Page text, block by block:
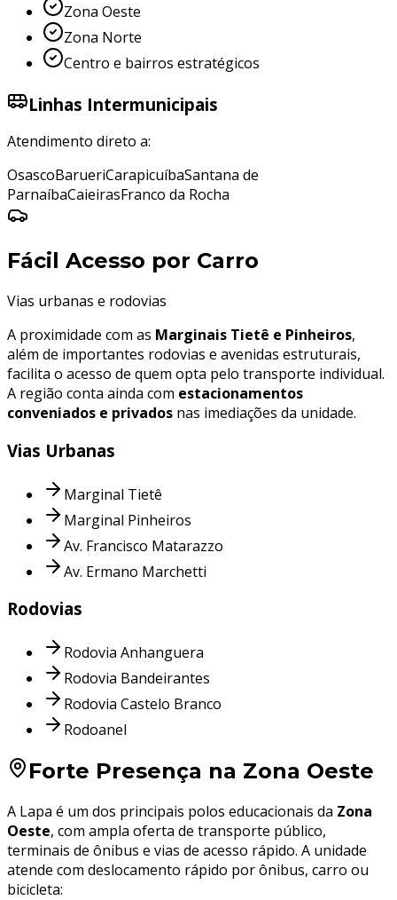
Zona Oeste
Zona Norte
Centro e bairros estratégicos
Linhas Intermunicipais
Atendimento direto a:
OsascoBarueriCarapicuíbaSantana de
ParnaíbaCaieirasFranco da Rocha
Fácil Acesso por Carro
Vias urbanas e rodovias
A proximidade com as Marginais Tietê e Pinheiros,
além de importantes rodovias e avenidas estruturais,
facilita o acesso de quem opta pelo transporte individual.
A região conta ainda com estacionamentos
conveniados e privados nas imediações da unidade.
Vias Urbanas
Marginal Tietê
Marginal Pinheiros
Av. Francisco Matarazzo
Av. Ermano Marchetti
Rodovias
Rodovia Anhanguera
Rodovia Bandeirantes
Rodovia Castelo Branco
Rodoanel
Forte Presença na Zona Oeste
A Lapa é um dos principais polos educacionais da Zona
Oeste, com ampla oferta de transporte público,
terminais de ônibus e vias de acesso rápido. A unidade
atende com deslocamento rápido por ônibus, carro ou
bicicleta: